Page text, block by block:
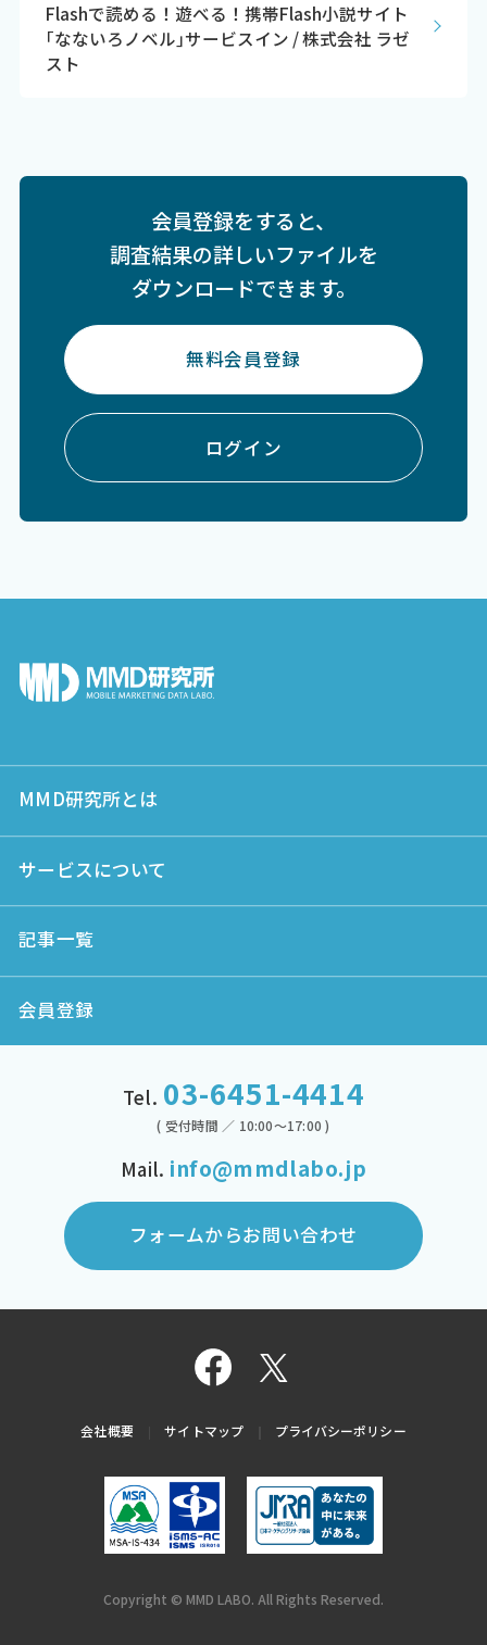
Flashで読める！遊べる！携帯Flash小説サイト
｢なないろノベル｣サービスイン / 株式会社 ラゼ
スト
会員登録をすると、
調査結果の詳しいファイルを
ダウンロードできます。
無料会員登録
ログイン
MMD研究所とは
サービスについて
記事一覧
会員登録
Tel. 03-6451-4414
( 受付時間 ／ 10:00～17:00 )
Mail. info@mmdlabo.jp
フォームからお問い合わせ
会社概要 サイトマップ プライバシーポリシー
Copyright © MMD LABO. All Rights Reserved.